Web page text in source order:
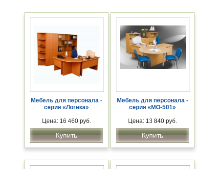
Мебель для персонала -
серия «Логика»
Цена: 16 460 руб.
Купить
Мебель для персонала -
серия «МО-501»
Цена: 13 840 руб.
Купить